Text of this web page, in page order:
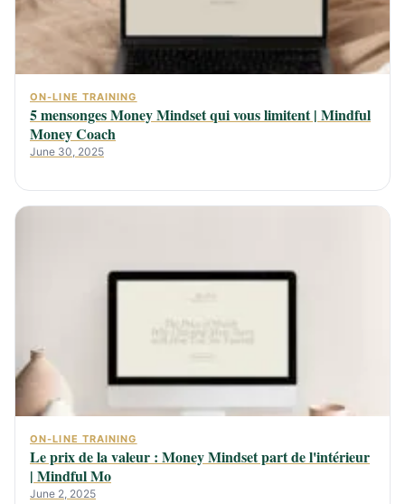
ON-LINE TRAINING
5 mensonges Money Mindset qui vous limitent | Mindful
Money Coach
June 30, 2025
ON-LINE TRAINING
Le prix de la valeur : Money Mindset part de l'intérieur
| Mindful Mo
June 2, 2025